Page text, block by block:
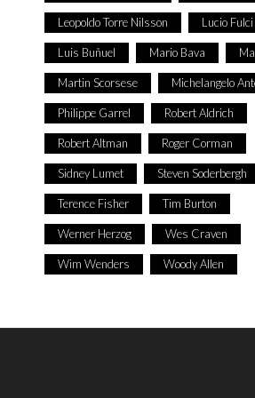
Leopoldo Torre Nilsson Lucio Fulci
Luis Buñuel Mario Bava
Martin Scorsese Michelangelo
Philippe Garrel Robert Aldrich
Robert Altman Roger Corman
Sidney Lumet Steven Soderbergh
Terence Fisher Tim Burton
Werner Herzog Wes Craven
Wim Wenders Woody Allen